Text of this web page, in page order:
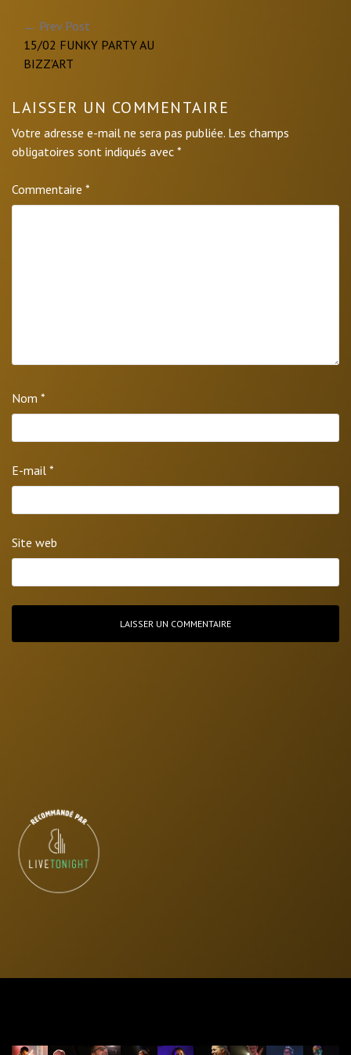
Navigation
de
← Prev Post
15/02 FUNKY PARTY AU
BIZZ’ART
LAISSER UN COMMENTAIRE
Votre adresse e-mail ne sera pas publiée. Les champs
obligatoires sont indiqués avec *
Commentaire *
Nom *
E-mail *
Site web